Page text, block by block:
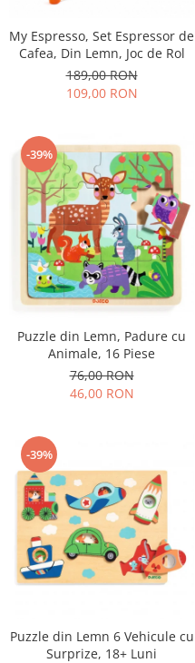
My Espresso, Set Espressor de
Cafea, Din Lemn, Joc de Rol
189,00 RON
109,00 RON
-39%
Puzzle din Lemn, Padure cu
Animale, 16 Piese
76,00 RON
46,00 RON
-39%
Puzzle din Lemn 6 Vehicule cu
Surprize, 18+ Luni